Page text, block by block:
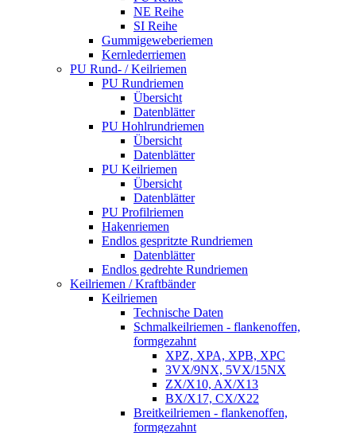
NE Reihe
SI Reihe
Gummigeweberiemen
Kernlederriemen
PU Rund- / Keilriemen
PU Rundriemen
Übersicht
Datenblätter
PU Hohlrundriemen
Übersicht
Datenblätter
PU Keilriemen
Übersicht
Datenblätter
PU Profilriemen
Hakenriemen
Endlos gespritzte Rundriemen
Datenblätter
Endlos gedrehte Rundriemen
Keilriemen / Kraftbänder
Keilriemen
Technische Daten
Schmalkeilriemen - flankenoffen,
formgezahnt
XPZ, XPA, XPB, XPC
3VX/9NX, 5VX/15NX
ZX/X10, AX/X13
BX/X17, CX/X22
Breitkeilriemen - flankenoffen,
formgezahnt